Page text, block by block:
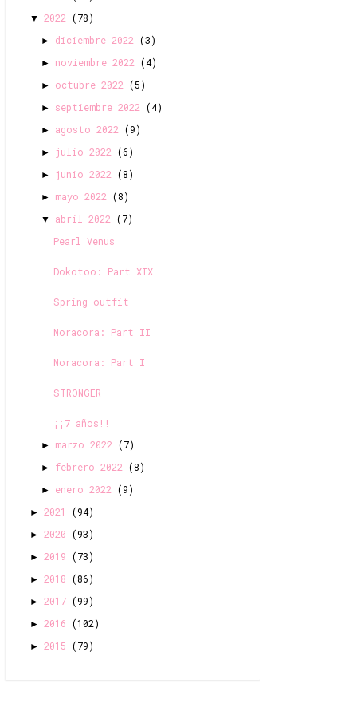
▼ 2022 (78)
► diciembre 2022 (3)
► noviembre 2022 (4)
► octubre 2022 (5)
► septiembre 2022 (4)
► agosto 2022 (9)
► julio 2022 (6)
► junio 2022 (8)
► mayo 2022 (8)
▼ abril 2022 (7)
Pearl Venus
Dokotoo: Part XIX
Spring outfit
Noracora: Part II
Noracora: Part I
STRONGER
¡¡7 años!!
► marzo 2022 (7)
► febrero 2022 (8)
► enero 2022 (9)
► 2021 (94)
► 2020 (93)
► 2019 (73)
► 2018 (86)
► 2017 (99)
► 2016 (102)
► 2015 (79)